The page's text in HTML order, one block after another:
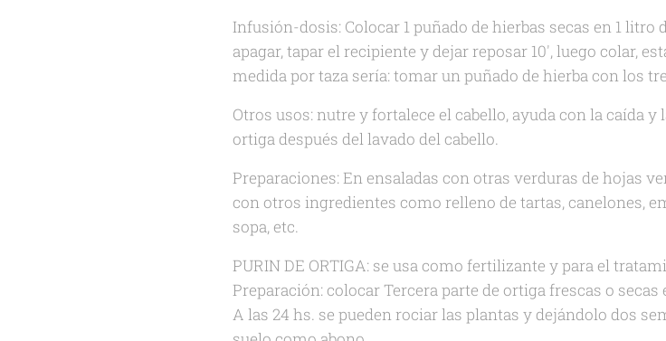
Infusión-dosis: Colocar 1 puñado de hierbas secas en 1
apagar, tapar el recipiente y dejar reposar 10', luego colar,
medida por taza sería: tomar un puñado de hierba con los
Otros usos: nutre y fortalece el cabello, ayuda con la caída
ortiga después del lavado del cabello.
Preparaciones: En ensaladas con otras verduras de hojas
con otros ingredientes como relleno de tartas, canelones,
sopa, etc.
PURIN DE ORTIGA: se usa como fertilizante y para el
Preparación: colocar Tercera parte de ortiga frescas o
A las 24 hs. se pueden rociar las plantas y dejándolo dos